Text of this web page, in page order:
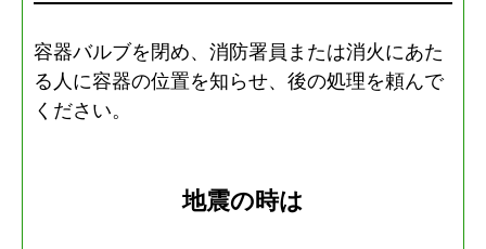
容器バルブを閉め、消防署員または消火にあた
る人に容器の位置を知らせ、後の処理を頼んで
ください。
地震の時は